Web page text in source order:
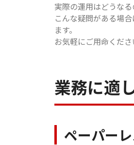
実際の運用はどうな
こんな疑問がある場
ます。
お気軽にご用命くださ
業務に適
ペーパー